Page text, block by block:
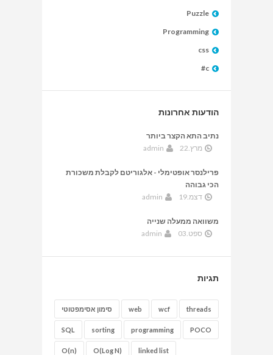
Puzzle
Programming
css
c#
הודעות אחרונות
נתיב התא הקצר ביותר
מרץ.22
admin
פרילנסר אופטימלי - אלגוריטם לקבלת משכורת
הכי גבוהה
דצמ.19
admin
משוואה ממעלה שנייה
ספט.03
admin
תגיות
סימון אסימפטוטי web wcf threads
SQL sorting programming POCO
O(n) O(Log N) linked list